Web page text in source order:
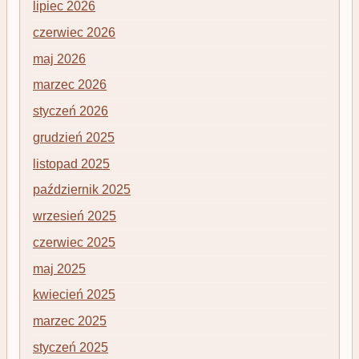
lipiec 2026
czerwiec 2026
maj 2026
marzec 2026
styczeń 2026
grudzień 2025
listopad 2025
październik 2025
wrzesień 2025
czerwiec 2025
maj 2025
kwiecień 2025
marzec 2025
styczeń 2025